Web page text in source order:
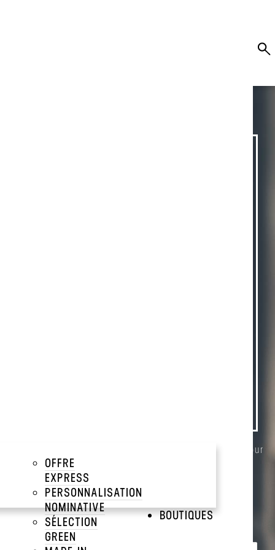
OFFRE
EXPRESS
PERSONNALISATION
NOMINATIVE
SÉLECTION
GREEN
BOUTIQUES
VOTRE
Une bouteille sportive publicitaire, idéale pour